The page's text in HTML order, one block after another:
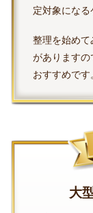
定対象になる
整理を始めて
があります
おすすめです
大